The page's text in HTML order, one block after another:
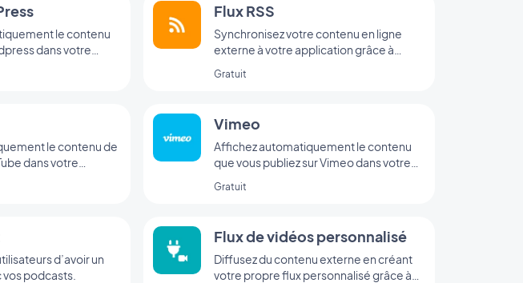
le contenu
dans votre
Flux RSS
Synchronisez votre contenu en ligne
externe à votre application grâce à
Gratuit
le contenu de
dans votre
Vimeo
Affichez automatiquement le contenu
que vous publiez sur Vimeo dans votre
l’intégration Vimeo, pour une
Gratuit
d’avoir un
podcasts.
Flux de vidéos personnalisé
Diffusez du contenu externe en créant
votre propre flux personnalisé grâce à